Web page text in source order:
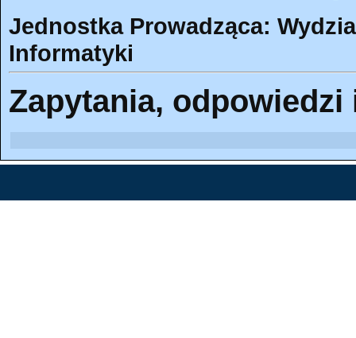
Jednostka Prowadząca:
Informatyki
Zapytania, odpowiedzi